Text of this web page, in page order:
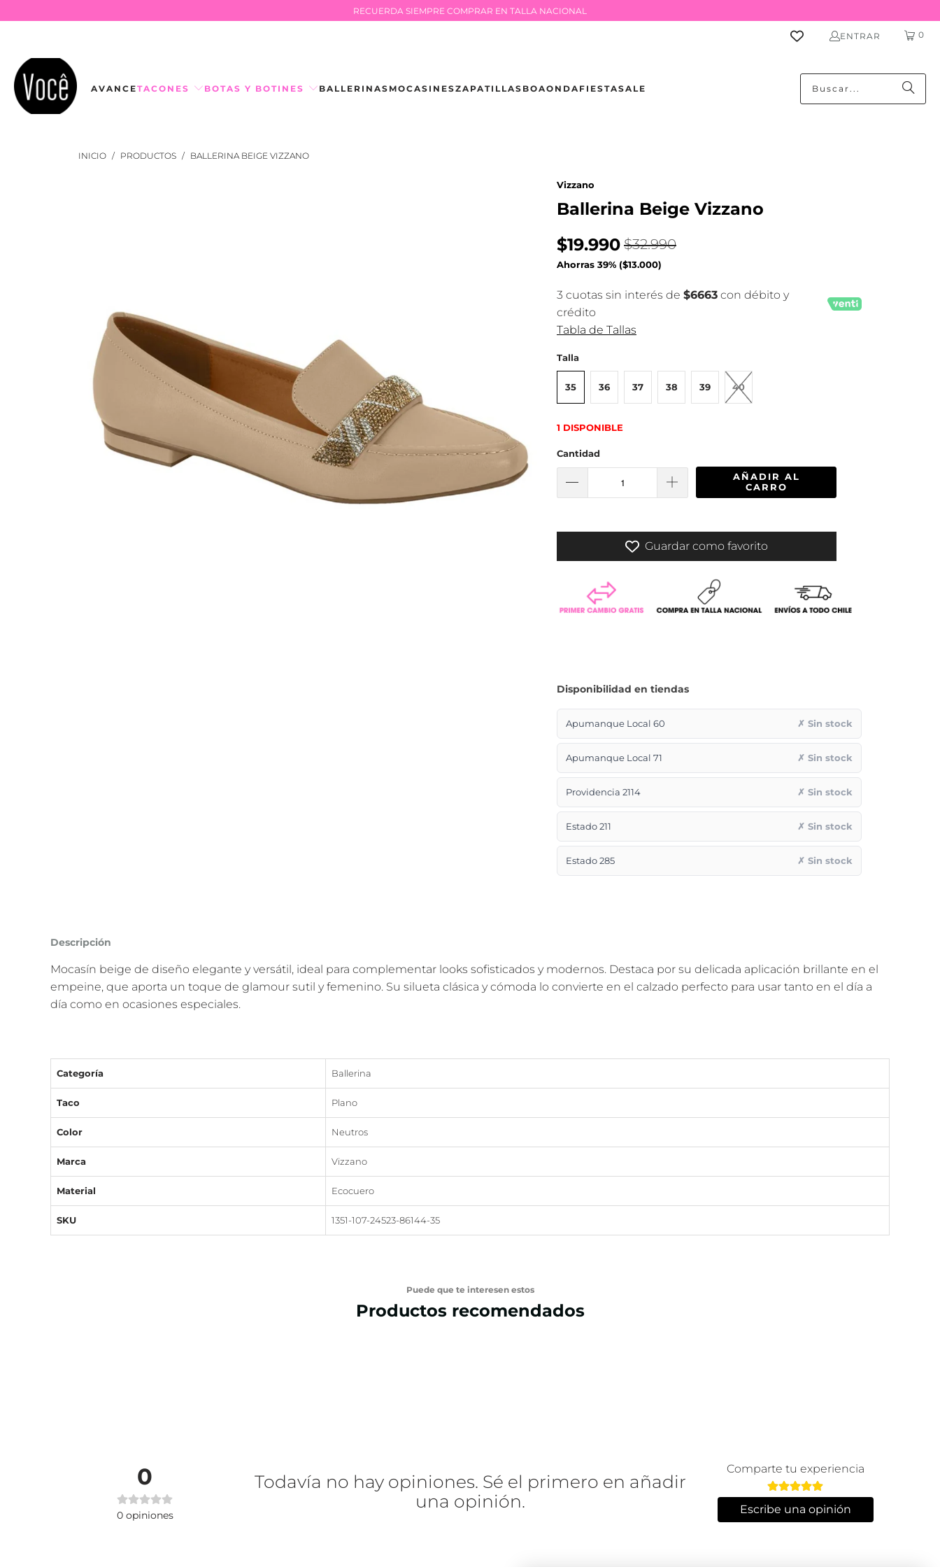
RECUERDA SIEMPRE COMPRAR EN TALLA NACIONAL
ENTRAR 0
AVANCETACONES BOTAS Y BOTINES BALLERINAS MOCASINESZAPATILLAS BOAONDA FIESTASALE
INICIO / PRODUCTOS / BALLERINA BEIGE VIZZANO
Vizzano
Ballerina Beige Vizzano
$19.990 $32.990
Ahorras 39% ($13.000)
3 cuotas sin interés de $6663 con débito y
crédito
Tabla de Tallas
Talla
35 36 37 38 39 40
1 DISPONIBLE
Cantidad
AÑADIR AL
CARRO
Guardar como favorito
Disponibilidad en tiendas
Apumanque Local 60 ✗ Sin stock
Apumanque Local 71 ✗ Sin stock
Providencia 2114 ✗ Sin stock
Estado 211 ✗ Sin stock
Estado 285 ✗ Sin stock
Descripción
Mocasín beige de diseño elegante y versátil, ideal para complementar looks sofisticados y modernos. Destaca por su delicada aplicación brillante en el
empeine, que aporta un toque de glamour sutil y femenino. Su silueta clásica y cómoda lo convierte en el calzado perfecto para usar tanto en el día a
día como en ocasiones especiales.
Categoría Ballerina
Taco Plano
Color Neutros
Marca Vizzano
Material Ecocuero
SKU 1351-107-24523-86144-35
Puede que te interesen estos
Productos recomendados
0
0 opiniones
Todavía no hay opiniones. Sé el primero en añadir
una opinión.
Comparte tu experiencia
Escribe una opinión